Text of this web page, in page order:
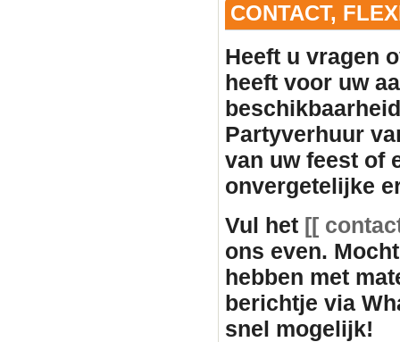
CONTACT,
Heeft u vragen
heeft voor uw
Partyverhuur
van uw feest of
onvergetelijke
Vul het [[
ons even.
hebben met
berichtje via
snel mogelijk!